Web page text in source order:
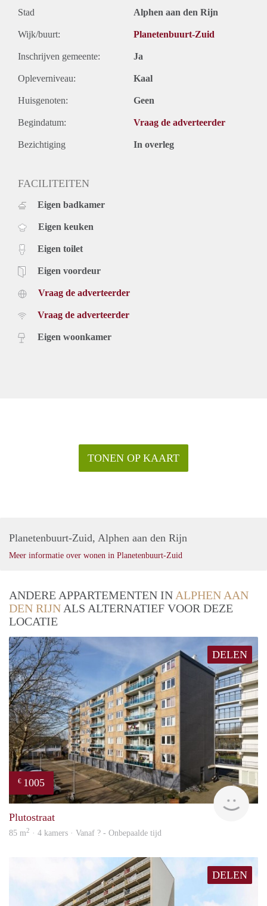
Stad Alphen aan den Rijn
Wijk/buurt: Planetenbuurt-Zuid
Inschrijven gemeente: Ja
Opleverniveau: Kaal
Huisgenoten: Geen
Begindatum: Vraag de adverteerder
Bezichtiging In overleg
FACILITEITEN
Eigen badkamer
Eigen keuken
Eigen toilet
Eigen voordeur
Vraag de adverteerder
Vraag de adverteerder
Eigen woonkamer
TONEN OP KAART
Planetenbuurt-Zuid, Alphen aan den Rijn
Meer informatie over wonen in Planetenbuurt-Zuid
ANDERE APPARTEMENTEN IN ALPHEN AAN
DEN RIJN ALS ALTERNATIEF VOOR DEZE
LOCATIE
DELEN
€ 1005
Plutostraat
85 m2 · 4 kamers · Vanaf ? - Onbepaalde tijd
DELEN